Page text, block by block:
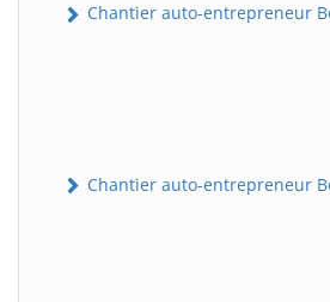
Chantier auto-entrepreneur
Chantier auto-entrepreneur